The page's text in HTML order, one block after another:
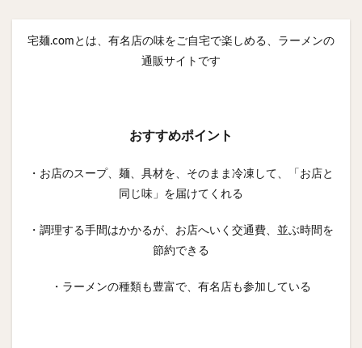
宅麺.comとは、有名店の味をご自宅で楽しめる、ラーメンの
通販サイトです
おすすめポイント
・お店のスープ、麺、具材を、そのまま冷凍して、「お店と
同じ味」を届けてくれる
・調理する手間はかかるが、お店へいく交通費、並ぶ時間を
節約できる
・ラーメンの種類も豊富で、有名店も参加している